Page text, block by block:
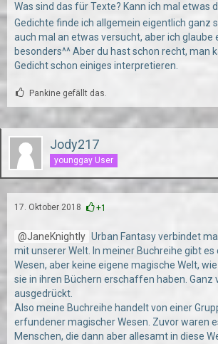
Was sind das für Texte? Kann ich mal etwas
Gedichte finde ich allgemein eigentlich ganz
auch mal an etwas versucht, aber ich glaube
besonders^^ Aber du hast schon recht, man
Gedicht schon einiges interpretieren.
Pankine gefällt das.
Jody217
younggay User
17. Oktober 2018 +1
JaneKnightly Urban Fantasy verbindet
mit unserer Welt. In meiner Buchreihe gibt es
Wesen, aber keine eigene magische Welt,
sie in ihren Büchern erschaffen haben. Ganz
ausgedrückt.
Also meine Buchreihe handelt von einer
erfundener magischer Wesen. Zuvor waren
Menschen, die dann aber allesamt in diese